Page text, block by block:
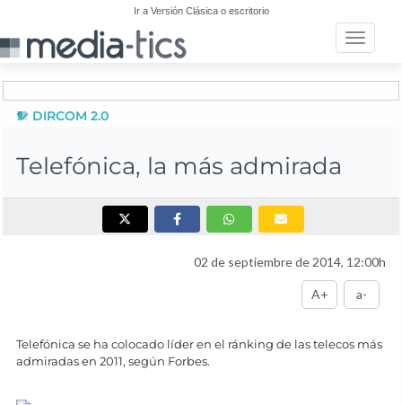
Ir a Versión Clásica o escritorio
Toggle
DIRCOM 2.0
Telefónica, la más admirada
02 de septiembre de 2014, 12:00h
A+ a-
Telefónica se ha colocado líder en el ránking de las telecos más
admiradas en 2011, según Forbes.